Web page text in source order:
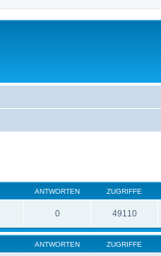
ANTWORTEN ZUGRIFFE
0 49110
ANTWORTEN ZUGRIFFE